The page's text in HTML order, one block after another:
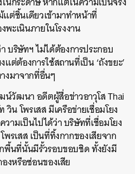
ต่ชิ้นเดียวเข้ามาทำหน้าที่
พะเนินภายในโรงงาน
บริษัทฯ ไม่ได้ต้องการประกอบ
ต่ต้องการใช้สถานที่เป็น ‘ถังขยะ’
งมาจากที่อื่นๆ
วัฒนา อดีตผู้สื่อข่าวอาวุโส Thai
วิน โพรเสส มีเครือข่ายเชื่อมโยง
ามเป็นไปได้ว่า บริษัทที่เชื่อมโยง
รเสส เป็นที่ทิ้งกากของเสียจาก
พื้นที่นั้นมีรั้วรอบขอบชิด ทั้งยังมี
งหรือซ่อนของเสีย